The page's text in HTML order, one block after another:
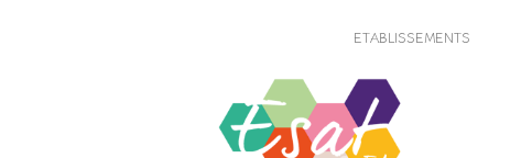
ETABLISSEMENTS